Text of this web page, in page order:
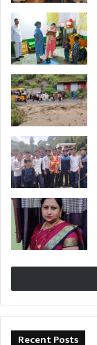
Recent Posts